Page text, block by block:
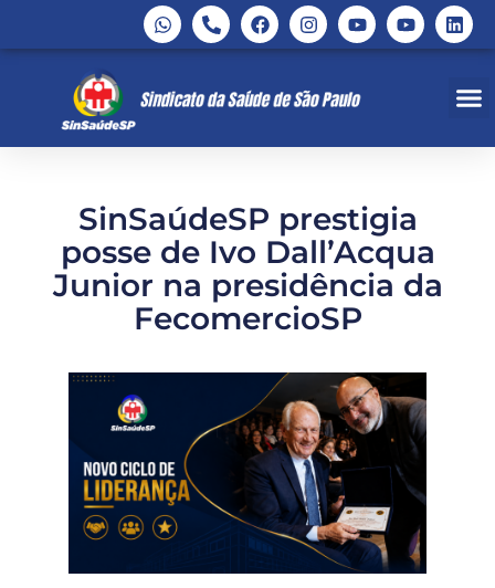
SinSaúdeSP prestigia
posse de Ivo Dall’Acqua
Junior na presidência da
FecomercioSP